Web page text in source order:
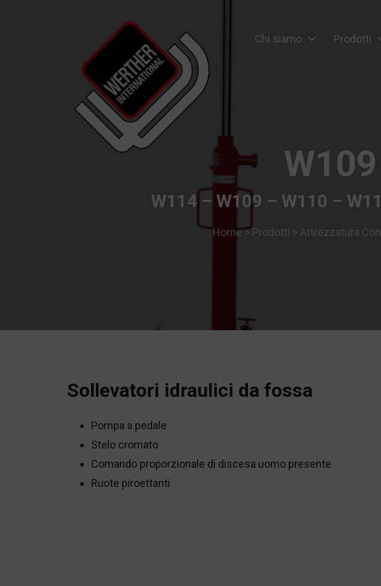
Garage Equipment and Wheel Service Equipment
Chi siamo Prodotti
W114 – W109 – W110 –
Home>Prodotti > Attrezzatura
Sollevatori idraulici da fossa
Pompa a pedale
Stelo cromato
Comando proporzionale di discesa uomo presente
Ruote piroettanti